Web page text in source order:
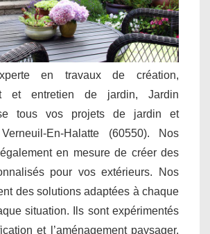
en travaux de création,
et entretien de jardin, Jardin
tous vos projets de jardin et
En-Halatte (60550). Nos
en mesure de créer des
pour vos extérieurs. Nos
des solutions adaptées à chaque
situation. Ils sont expérimentés
et l’aménagement paysager.